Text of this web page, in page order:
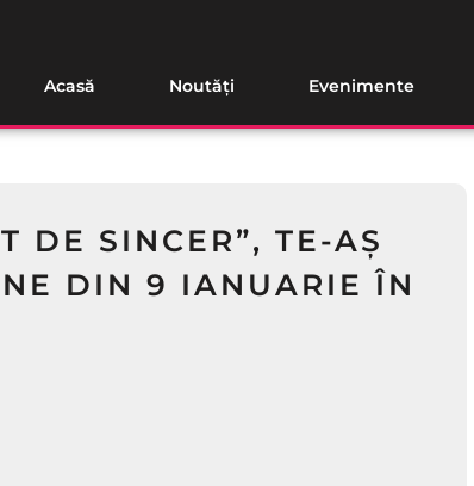
Acasă Noutăți Evenimente
DE SINCER”, TE-AȘ
DIN 9 IANUARIE ÎN